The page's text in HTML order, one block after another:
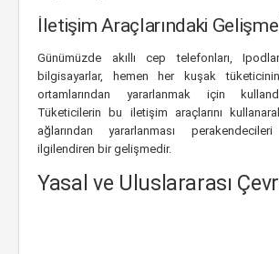
İletişim Araçlarındaki
Günümüzde akıllı cep telefonları,
bilgisayarlar, hemen her kuşak
ortamlarından yararlanmak için
Tüketicilerin bu iletişim araçlarını
ağlarından yararlanması
ilgilendiren bir gelişmedir.
Yasal ve Uluslararası